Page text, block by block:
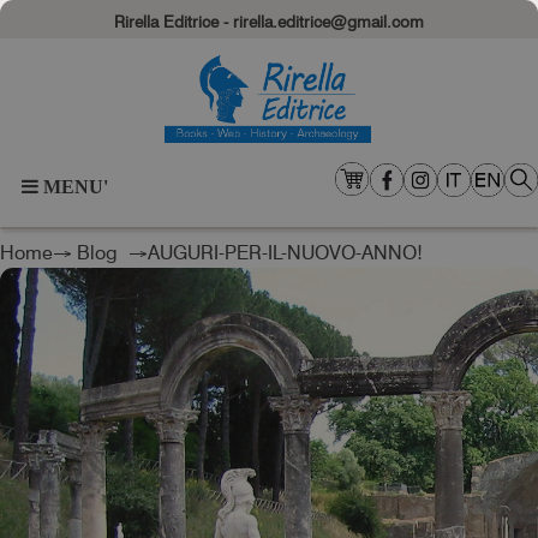
Rirella Editrice - rirella.editrice@gmail.com
MENU'
Home→ Blog →AUGURI-PER-IL-NUOVO-ANNO!